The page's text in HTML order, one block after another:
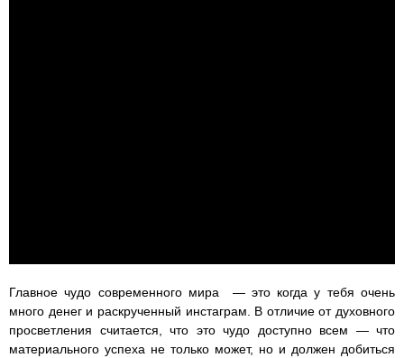
Главное чудо современного мира — это когда у тебя очень
много денег и раскрученный инстаграм. В отличие от духовного
просветления считается, что это чудо доступно всем — что
материального успеха не только может, но и должен добиться